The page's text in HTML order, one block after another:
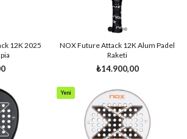
12K 2025
NOX Future Attack 12K Alum Padel
Raketi
₺14.900,00
Yeni